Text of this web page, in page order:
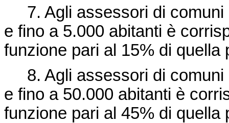
7. Agli assessori di comuni
e fino a 5.000 abitanti è
funzione pari al 15% di quella
8. Agli assessori di comuni
e fino a 50.000 abitanti è
funzione pari al 45% di quella